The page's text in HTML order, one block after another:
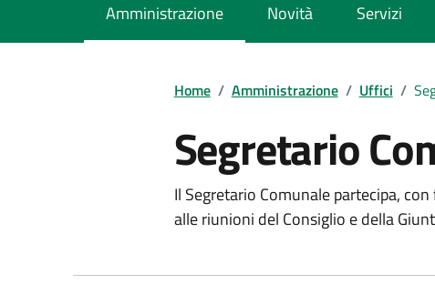
Amministrazione Novità Servizi
Home / Amministrazione / Uffici /
Segretario
Il Segretario Comunale partecipa,
alle riunioni del Consiglio e della